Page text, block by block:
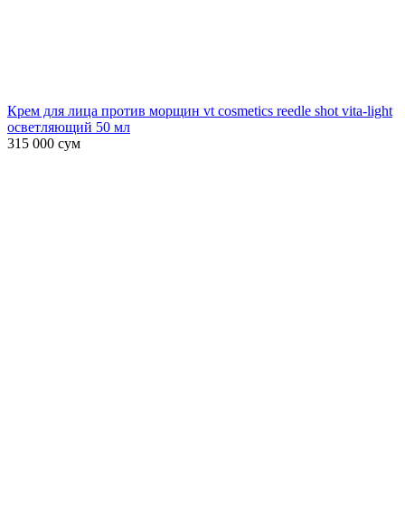
Крем для лица против морщин vt cosmetics reedle shot vita-light
осветляющий 50 мл
315 000 сум